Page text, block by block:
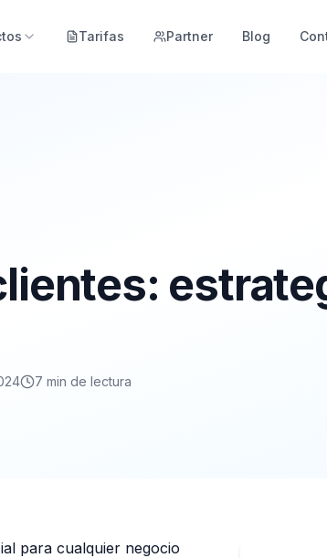
Tarifas Partner Blog
7 min de lectura
para cualquier negocio